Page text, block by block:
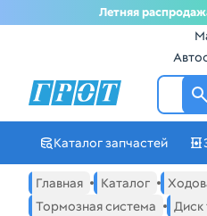
Летняя
ГРОТ -
Каталог запчастей
Навигация по сайту
Основное меню навигации
Главная Каталог
Тормозная система
Диск